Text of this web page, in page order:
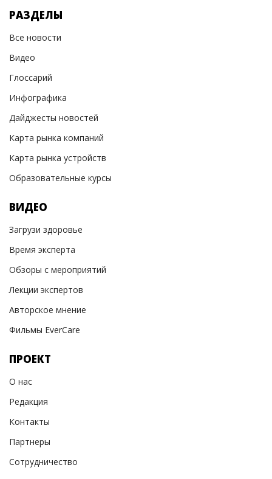
РАЗДЕЛЫ
Все новости
Видео
Глоссарий
Инфографика
Дайджесты новостей
Карта рынка компаний
Карта рынка устройств
Образовательные курсы
ВИДЕО
Загрузи здоровье
Время эксперта
Обзоры с мероприятий
Лекции экспертов
Авторское мнение
Фильмы EverCare
ПРОЕКТ
О нас
Редакция
Контакты
Партнеры
Сотрудничество